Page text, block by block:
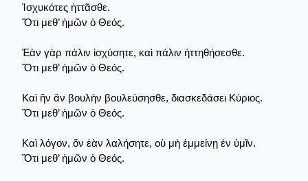
Ἰσχυκότες ἡττᾶσθε.
Ὅτι μεθ’ ἡμῶν ὁ Θεός.
Ἐὰν γὰρ πάλιν ἰσχύσητε, καὶ πάλιν ἡττηθήσεσθε.
Ὅτι μεθ’ ἡμῶν ὁ Θεός.
Καὶ ἥν ἄν βουλὴν βουλεύσησθε, διασκεδάσει Κύριος.
Ὅτι μεθ’ ἡμῶν ὁ Θεός.
Καὶ λόγον, ὅν ἐὰν λαλήσητε, οὺ μὴ ἐμμείνῃ ἐν ὑμῖν.
Ὅτι μεθ’ ἡμῶν ὁ Θεός.